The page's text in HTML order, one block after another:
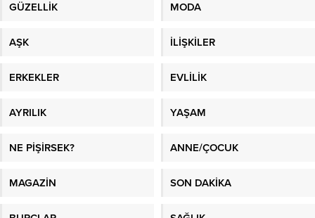
GÜZELLİK MODA
AŞK İLİŞKİLER
ERKEKLER EVLİLİK
AYRILIK YAŞAM
NE PİŞİRSEK? ANNE/ÇOCUK
MAGAZİN SON DAKİKA